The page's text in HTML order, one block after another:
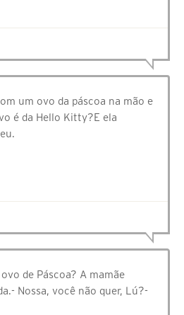
um ovo da páscoa na mão e
é da Hello Kitty?E ela
de Páscoa? A mamãe
Nossa, você não quer, Lú?-